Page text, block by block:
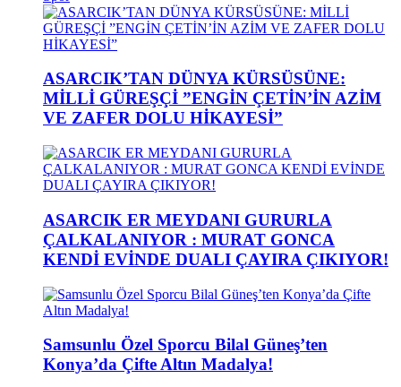
ASARCIK’TAN DÜNYA KÜRSÜSÜNE:
MİLLİ GÜREŞÇİ ”ENGİN ÇETİN’İN AZİM
VE ZAFER DOLU HİKAYESİ”
ASARCIK ER MEYDANI GURURLA
ÇALKALANIYOR : MURAT GONCA
KENDİ EVİNDE DUALI ÇAYIRA ÇIKIYOR!
Samsunlu Özel Sporcu Bilal Güneş’ten
Konya’da Çifte Altın Madalya!